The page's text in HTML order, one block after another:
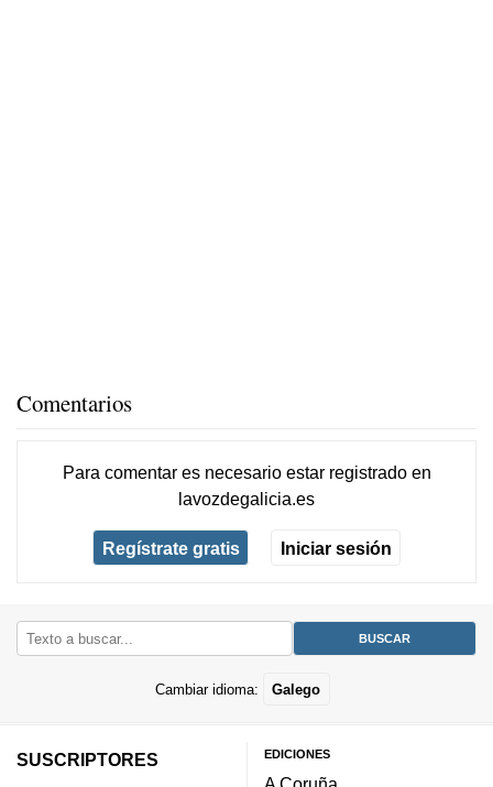
Comentarios
Para comentar es necesario estar registradoen
lavozdegalicia.es
Regístrate gratis Iniciar sesión
Cambiar idioma: Galego
SUSCRIPTORES
EDICIONES